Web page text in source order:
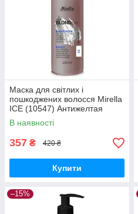
Маска для світлих і
пошкоджених волосся Mirella
ICE (10547) Антижелтая
маска для волосся 230мл
В наявності
357 ₴ 420 ₴
Купити
–15%